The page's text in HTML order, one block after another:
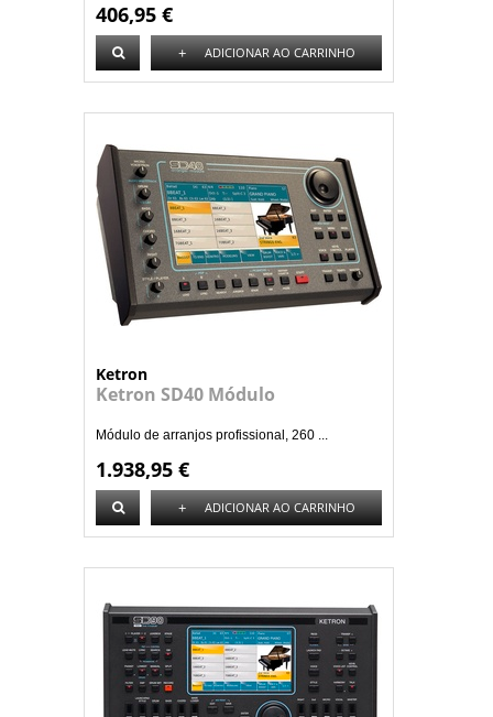
406,95 €
+ ADICIONAR AO CARRINHO
Ketron
Ketron SD40 Módulo
Módulo de arranjos profissional, 260 ...
1.938,95 €
+ ADICIONAR AO CARRINHO